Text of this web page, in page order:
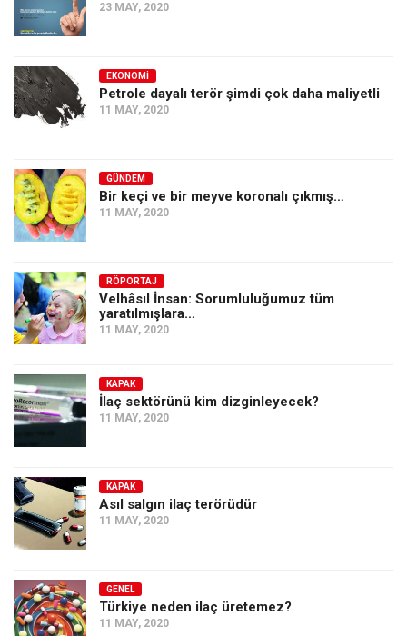
23 MAY, 2020
EKONOMI
Petrole dayalı terör şimdi çok daha maliyetli
11 MAY, 2020
GÜNDEM
Bir keçi ve bir meyve koronalı çıkmış…
11 MAY, 2020
RÖPORTAJ
Velhâsıl İnsan: Sorumluluğumuz tüm
yaratılmışlara…
11 MAY, 2020
KAPAK
İlaç sektörünü kim dizginleyecek?
11 MAY, 2020
KAPAK
Asıl salgın ilaç terörüdür
11 MAY, 2020
GENEL
Türkiye neden ilaç üretemez?
11 MAY, 2020